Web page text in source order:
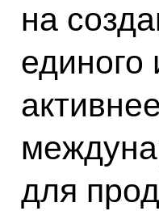
на
единого
для